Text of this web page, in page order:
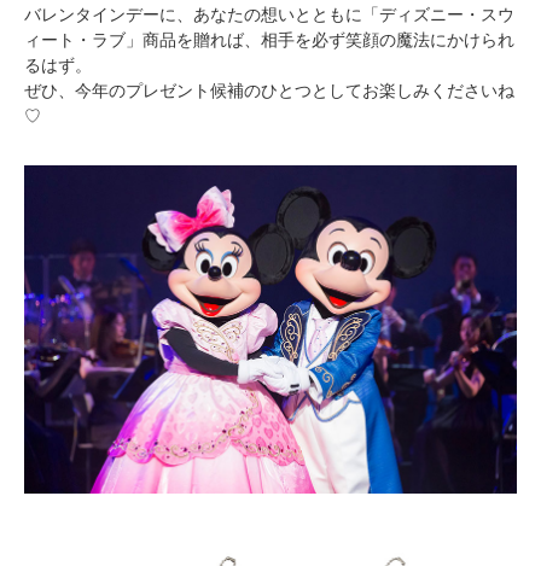
バレンタインデーに、あなたの想いとともに「ディズニー・スウ
ィート・ラブ」商品を贈れば、相手を必ず笑顔の魔法にかけられ
るはず。
ぜひ、今年のプレゼント候補のひとつとしてお楽しみくださいね
♡